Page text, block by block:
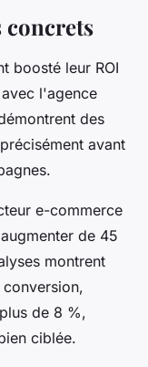
concrets
boosté leur ROI
l'agence
des
avant
e-commerce
de 45
montrent
de 8 %,
ciblée.